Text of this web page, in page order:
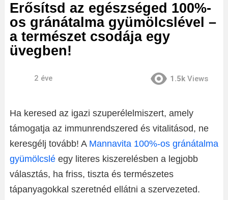
Erősítsd az egészséged 100%-
os gránátalma gyümölcslével –
a természet csodája egy
üvegben!
2 éve 1.5k Views
Ha keresed az igazi szuperélelmiszert, amely
támogatja az immunrendszered és vitalitásod, ne
keresgélj tovább! A Mannavita 100%-os gránátalma
gyümölcslé egy literes kiszerelésben a legjobb
választás, ha friss, tiszta és természetes
tápanyagokkal szeretnéd ellátni a szervezeted.